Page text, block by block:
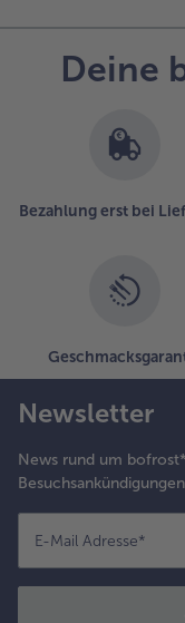
Deine
Bezahlung erst bei
Newsletter
News rund um
E-Mail Adresse*